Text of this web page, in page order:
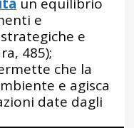
e
e
485);
che la
e agisca
date dagli